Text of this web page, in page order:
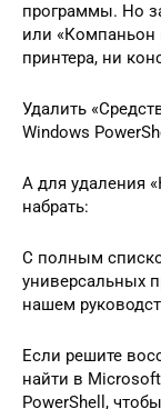
программы. Но
или «Компаньон
принтера, ни
Удалить
Windows
А для удаления
набрать:
С полным
универсальных
нашем
Если решите
найти в
PowerShell,